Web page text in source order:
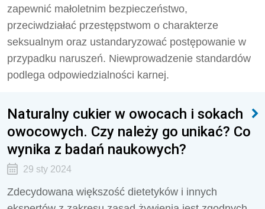
zapewnić małoletnim bezpieczeństwo,
przeciwdziałać przestępstwom o charakterze
seksualnym oraz ustandaryzować postępowanie w
przypadku naruszeń. Niewprowadzenie standardów
podlega odpowiedzialności karnej.
Naturalny cukier w owocach i sokach
owocowych. Czy należy go unikać? Co
wynika z badań naukowych?
29 sty 2024
Zdecydowana większość dietetyków i innych